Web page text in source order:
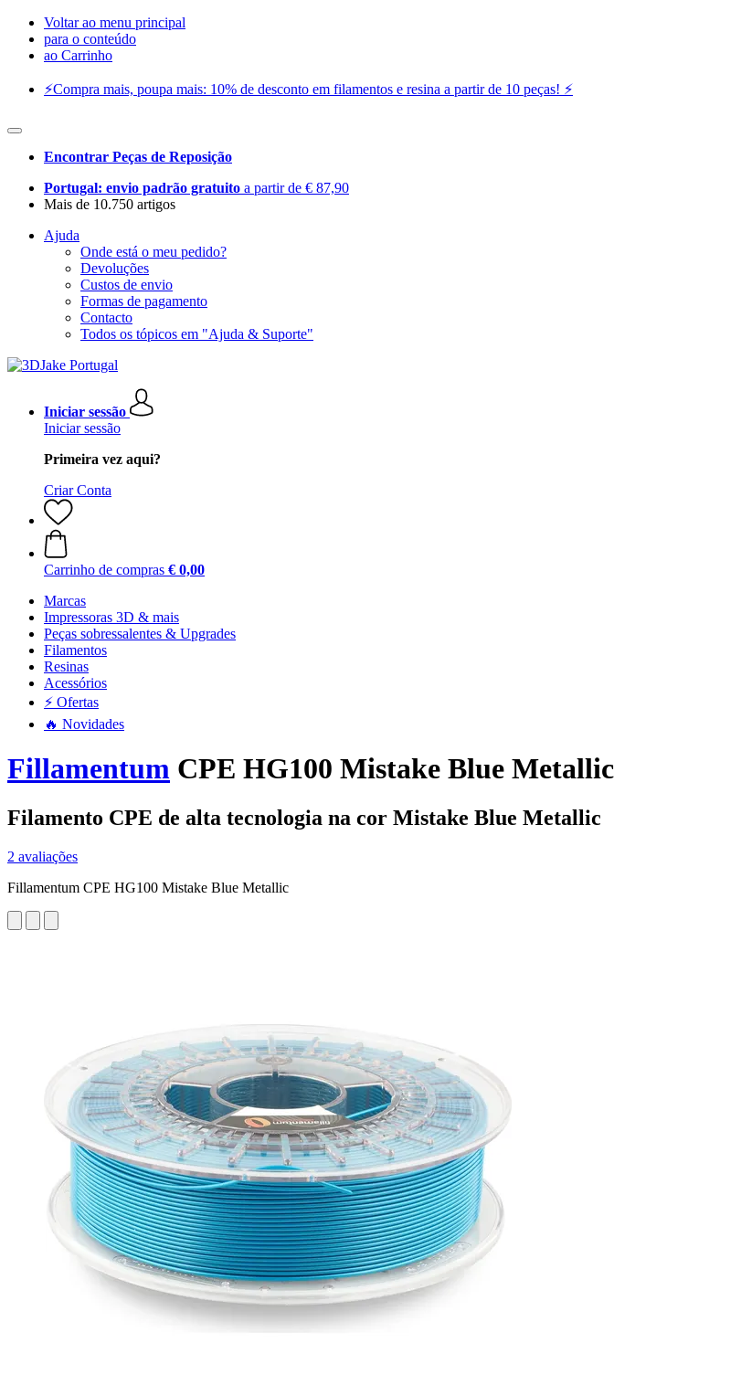
Voltar ao menu principal
para o conteúdo
ao Carrinho
⚡️Compra mais, poupa mais: 10% de desconto em filamentos e resina a partir de 10 peças! ⚡️
Encontrar Peças de Reposição
Portugal: envio padrão gratuito a partir de € 87,90
Mais de 10.750 artigos
Ajuda
Onde está o meu pedido?
Devoluções
Custos de envio
Formas de pagamento
Contacto
Todos os tópicos em "Ajuda & Suporte"
Iniciar sessão
Iniciar sessão
Primeira vez aqui?
Criar Conta
Carrinho de compras € 0,00
Marcas
Impressoras 3D & mais
Peças sobressalentes & Upgrades
Filamentos
Resinas
Acessórios
⚡ Ofertas
🔥 Novidades
Fillamentum CPE HG100 Mistake Blue Metallic
Filamento CPE de alta tecnologia na cor Mistake Blue Metallic
2 avaliações
Fillamentum CPE HG100 Mistake Blue Metallic